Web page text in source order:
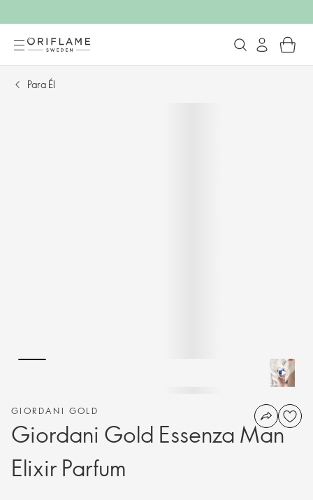
Para Él
GIORDANI GOLD
Giordani Gold Essenza Man
Elixir Parfum